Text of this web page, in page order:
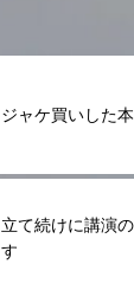
ジャケ買いした本
立て続けに講演
す